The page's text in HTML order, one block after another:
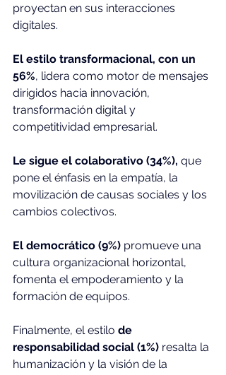
proyectan en sus interacciones
digitales.
El estilo transformacional, con un
56%, lidera como motor de mensajes
dirigidos hacia innovación,
transformación digital y
competitividad empresarial.
Le sigue el colaborativo (34%), que
pone el énfasis en la empatía, la
movilización de causas sociales y los
cambios colectivos.
El democrático (9%) promueve una
cultura organizacional horizontal,
fomenta el empoderamiento y la
formación de equipos.
Finalmente, el estilo de
responsabilidad social (1%) resalta la
humanización y la visión de la